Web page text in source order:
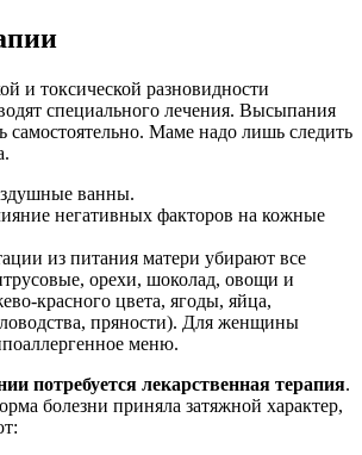
и токсической разновидности
специального лечения. Высыпания
самостоятельно. Маме надо лишь следить
ванны.
негативных факторов на кожные
из питания матери убирают все
орехи, шоколад, овощи и
красного цвета, ягоды, яйца,
пряности). Для женщины
меню.
потребуется лекарственная терапия.
болезни приняла затяжной характер,